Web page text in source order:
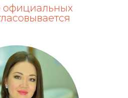
официальных